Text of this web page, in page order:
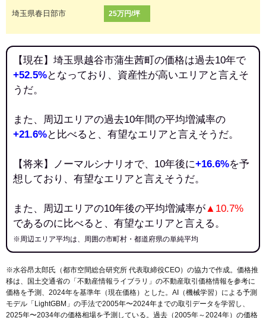
埼玉県春日部市 25万円/坪
【現在】埼玉県越谷市蒲生茜町の価格は過去10年で
+52.5%となっており、資産性が高いエリアと言えそ
うだ。
また、周辺エリアの過去10年間の平均増減率の
+21.6%と比べると、有望なエリアと言えそうだ。
【将来】ノーマルシナリオで、10年後に+16.6%を予
想しており、有望なエリアと言えそうだ。
また、周辺エリアの10年後の平均増減率が▲10.7%
であるのに比べると、有望なエリアと言える。
※周辺エリア平均は、周囲の市町村・都道府県の単純平均
※水谷昂太郎氏（都市空間総合研究所 代表取締役CEO）の協力で作成。価格推
移は、国土交通省の「 不動産情報ライブラリ 」の不動産取引価格情報を参考に
価格を予測、2024年を基準年（現在価格）とした。AI（機械学習）による予測
モデル「LightGBM」の手法で2005年〜2024年までの取引データを学習し、
2025年〜2034年の価格相場を予測している。過去（2005年～2024年）の価格